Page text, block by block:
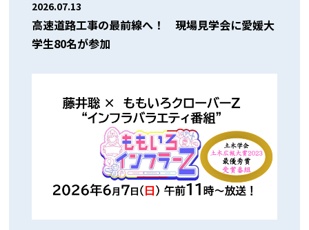
2026.07.13
高速道路工事の最前線へ！ 現場見学会に愛媛大
学生80名が参加